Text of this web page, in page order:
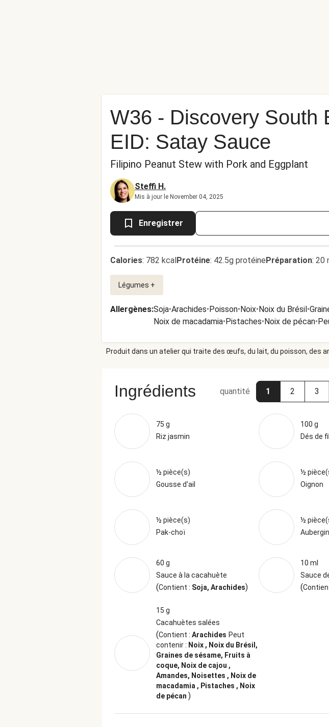
W36 - Discovery South
EID: Satay Sauce
Filipino Peanut Stew with Pork and Eggplant
Steffi H.
Mis à jour le November 04, 2025
Enregistrer
Calories: 782 kcalProtéine: 42.5g protéinePréparation: 20
Légumes +
Allergènes:Soja•Arachides•Poisson•Noix•Noix du Brésil•
Noix de macadamia•Pistaches•Noix de pécan•
Produit dans un atelier qui traite des œufs, du lait, du poisson, des
Ingrédients quantité 1 2 3
75 g
Riz jasmin
100 g
Dés de
½ pièce(s)
Gousse d'ail
½
Oignon
½ pièce(s)
Pak-choï
½
60 g
Sauce à la cacahuète
(Contient : Soja, Arachides)
10 ml
Sauce
(
15 g
Cacahuètes salées
(Contient : Arachides Peut
contenir : Noix , Noix du Brésil,
Graines de sésame, Fruits à
coque, Noix de cajou ,
Amandes, Noisettes , Noix de
macadamia , Pistaches , Noix
de pécan )